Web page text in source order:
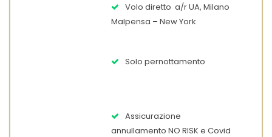
Volo diretto a/r UA, Milano
Malpensa – New York
Solo pernottamento
Assicurazione
annullamento NO RISK e Covid